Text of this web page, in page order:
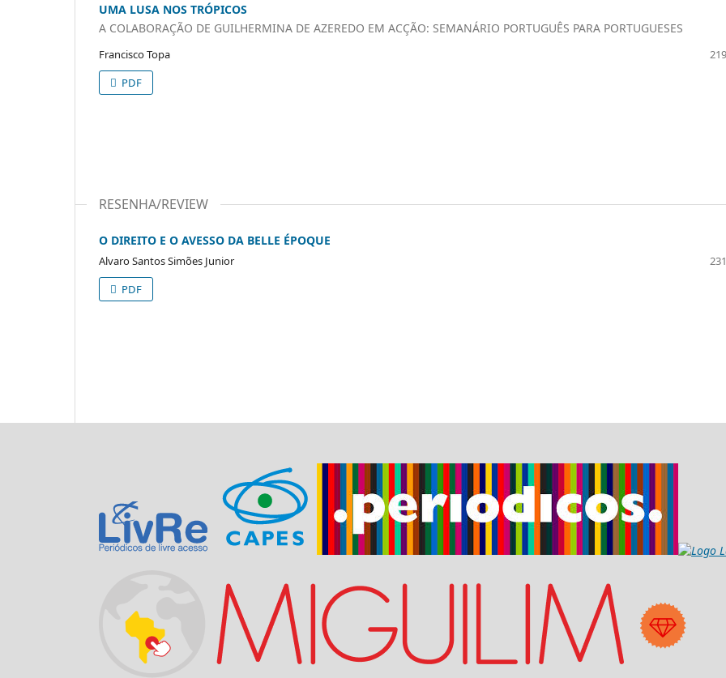
UMA LUSA NOS TRÓPICOS
A COLABORAÇÃO DE GUILHERMINA DE AZEREDO EM ACÇÃO: SEMANÁRIO PORTUGUÊS PARA PORTUGUESES
Francisco Topa
PDF
RESENHA/REVIEW
O DIREITO E O AVESSO DA BELLE ÉPOQUE
Alvaro Santos Simões Junior
PDF